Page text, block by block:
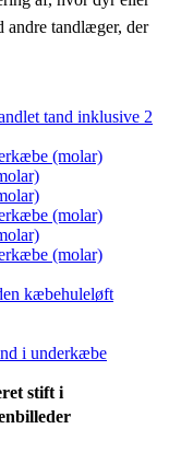
andre tandlæger, der
tand inklusive 2
(molar)
(molar)
(molar)
kæbehuleløft
i underkæbe
stift i